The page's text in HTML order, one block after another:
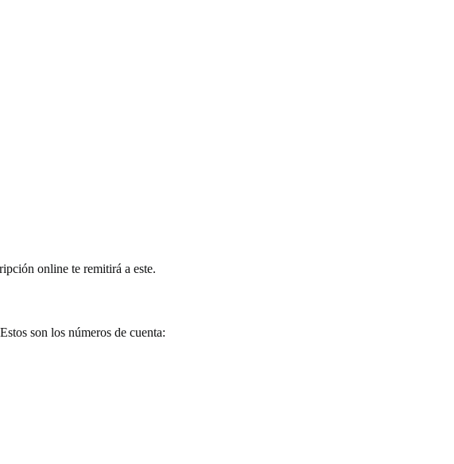
online te remitirá a este.
son los números de cuenta: